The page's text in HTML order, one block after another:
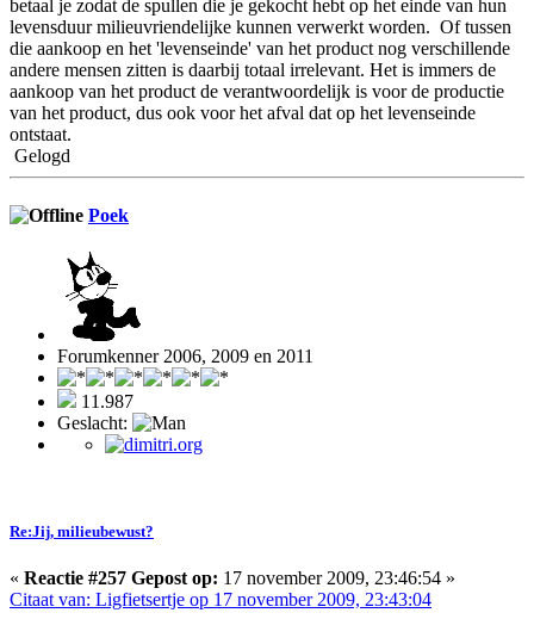
betaal je zodat de spullen die je gekocht hebt op het einde van hun
levensduur milieuvriendelijke kunnen verwerkt worden. Of tussen
die aankoop en het 'levenseinde' van het product nog verschillende
andere mensen zitten is daarbij totaal irrelevant. Het is immers de
aankoop van het product de verantwoordelijk is voor de productie
van het product, dus ook voor het afval dat op het levenseinde
ontstaat.
Gelogd
Poek
Forumkenner 2006, 2009 en 2011
11.987
Geslacht:
Re:Jij, milieubewust?
« Reactie #257 Gepost op: 17 november 2009, 23:46:54 »
Citaat van: Ligfietsertje op 17 november 2009, 23:43:04